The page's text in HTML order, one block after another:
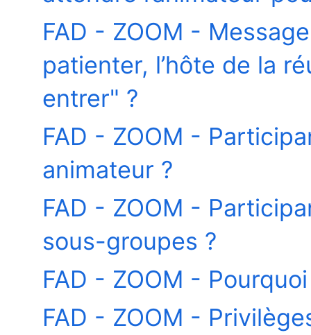
FAD - ZOOM -
patienter, l’hôte de la
entrer" ?
FAD - ZOOM -
animateur ?
FAD - ZOOM -
sous-groupes ?
FAD - ZOOM -
FAD - ZOOM -